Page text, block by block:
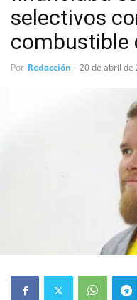
selectivos
combustible
Por Redacción - 20 de abril de